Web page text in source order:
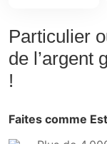
Particulier
de l’argent
!
Faites comme